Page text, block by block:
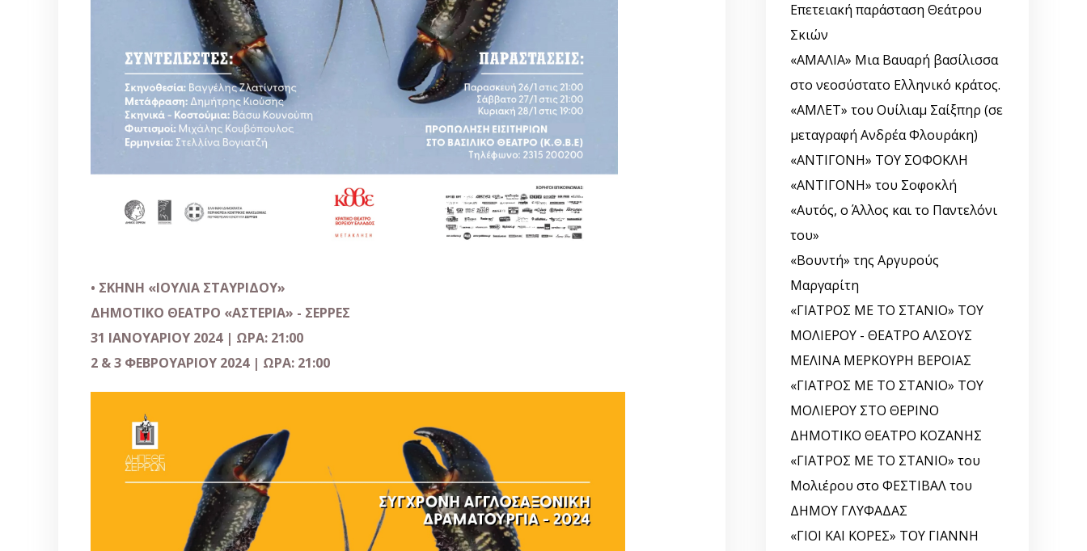
• ΣΚΗΝΗ «ΙΟΥΛΙΑ ΣΤΑΥΡΙΔΟΥ»
ΔΗΜΟΤΙΚΟ ΘΕΑΤΡΟ «ΑΣΤΕΡΙΑ» - ΣΕΡΡΕΣ
31 ΙΑΝΟΥΑΡΙΟΥ 2024| ΩΡΑ: 21:00
2 & 3 ΦΕΒΡΟΥΑΡΙΟΥ 2024 | ΩΡΑ: 21:00
Επετειακή παράσταση Θεάτρου
Σκιών
«ΑΜΑΛΙΑ» Μια Βαυαρή βασίλισσα
στο νεοσύστατο Ελληνικό κράτος.
«ΑΜΛΕΤ» του Ουίλιαμ Σαίξπηρ (σε
μεταγραφή Ανδρέα Φλουράκη)
«ΑΝΤΙΓΟΝΗ» ΤΟΥ ΣΟΦΟΚΛΗ
«ΑΝΤΙΓΟΝΗ» του Σοφοκλή
«Αυτός, o Άλλος και το Παντελόνι
του»
«Βουντή» της Αργυρούς
Μαργαρίτη
«ΓΙΑΤΡΟΣ ΜΕ ΤΟ ΣΤΑΝΙΟ» ΤΟΥ
ΜΟΛΙΕΡΟΥ - ΘΕΑΤΡΟ ΑΛΣΟΥΣ
ΜΕΛΙΝΑ ΜΕΡΚΟΥΡΗ ΒΕΡΟΙΑΣ
«ΓΙΑΤΡΟΣ ΜΕ ΤΟ ΣΤΑΝΙΟ» ΤΟΥ
ΜΟΛΙΕΡΟΥ ΣΤΟ ΘΕΡΙΝΟ
ΔΗΜΟΤΙΚΟ ΘΕΑΤΡΟ ΚΟΖΑΝΗΣ
«ΓΙΑΤΡΟΣ ΜΕ ΤΟ ΣΤΑΝΙΟ» του
Μολιέρου στο ΦΕΣΤΙΒΑΛ του
ΔΗΜΟΥ ΓΛΥΦΑΔΑΣ
«ΓΙΟΙ ΚΑΙ ΚΟΡΕΣ» ΤΟΥ ΓΙΑΝΝΗ